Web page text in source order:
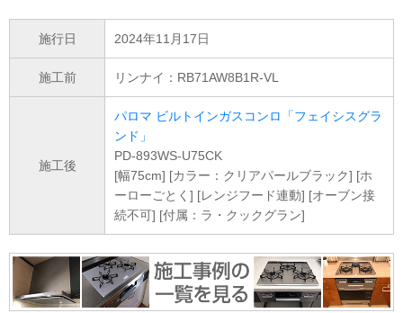
施行日 2024年11月17日
施工前 リンナイ：RB71AW8B1R-VL
施工後
パロマ ビルトインガスコンロ「フェイシスグラ
ンド」
PD-893WS-U75CK
[幅75cm] [カラー：クリアパールブラック] [ホ
ーローごとく] [レンジフード連動] [オーブン接
続不可] [付属：ラ・クックグラン]